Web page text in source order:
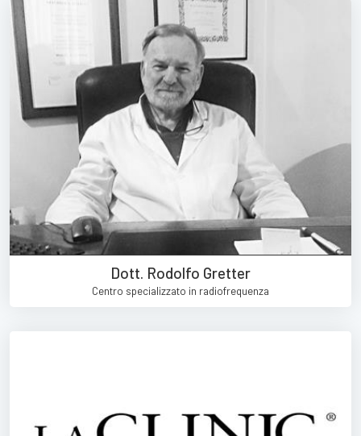
Dott. Rodolfo Gretter
Centro specializzato in radiofrequenza